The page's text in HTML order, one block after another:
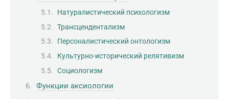
Натуралистический психологизм
Трансцендентализм
Персоналистический онтологизм
Культурно-исторический релятивизм
Социологизм
Функции аксиологии